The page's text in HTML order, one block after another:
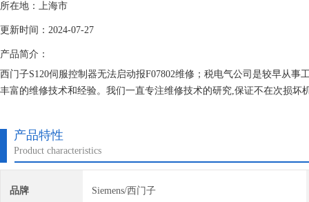
所在地：上海市
更新时间：2024-07-27
产品简介：
西门子S120伺服控制器无法启动报F07802维修；税电气公司是较早从
丰富的维修技术和经验。我们一直专注维修技术的研究,保证不在次损
产品特性
Product characteristics
品牌 Siemens/西门子